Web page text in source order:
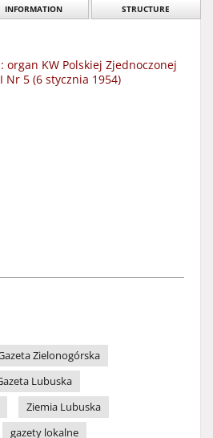
INFORMATION STRUCTURE
organ KW Polskiej Zjednoczonej
Nr 5 (6 stycznia 1954)
Zielonogórska
Lubuska
Ziemia Lubuska
gazety lokalne